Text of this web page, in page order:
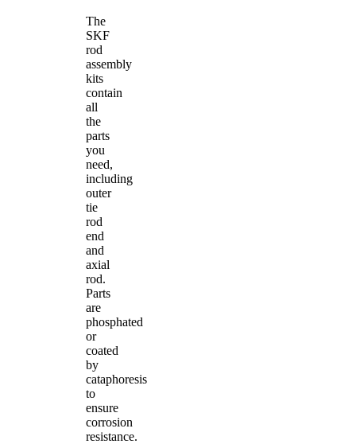
The
SKF
rod
assembly
kits
contain
all
the
parts
you
need,
including
outer
tie
rod
end
and
axial
rod.
Parts
are
phosphated
or
coated
by
cataphoresis
to
ensure
corrosion
resistance.